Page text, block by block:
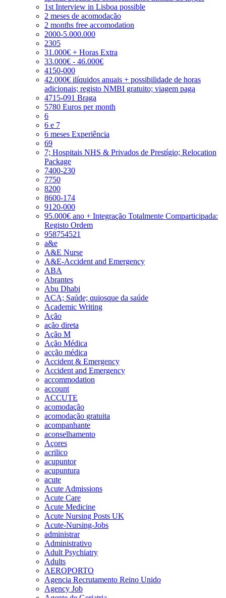
1st Interview in Lisboa possible
2 meses de acomodação
2 months free accomodation
2000-5.000.000
2305
31.000€ + Horas Extra
33.000€ - 46.000€
4150-000
42.000€ ilíquidos anuais + possibilidade de horas
adicionais; registo NMBI gratuito; viagem paga
4715-091 Braga
5780 Euros per month
6
6 e 7
6 meses Experiência
69
7; Hospitais NHS & Privados de Prestígio; Relocation
Package
7400-230
7750
8200
8600-174
9120-000
95.000€ ano + Integração Totalmente Comparticipada:
Registo Ordem
958754521
a&e
A&E Nurse
A&E-Accident and Emergency
ABA
Abrantes
Abu Dhabi
ACA; Saúde; quiosque da saúde
Academic Writing
Ação
ação direta
Ação M
Ação Médica
acção médica
Accident & Emergency
Accident and Emergency
accommodation
account
ACCUTE
acomodação
acomodação gratuita
acompanhante
aconselhamento
Açores
acrilico
acupuntor
acupuntura
acute
Acute Admissions
Acute Care
Acute Medicine
Acute Nursing Posts UK
Acute-Nursing-Jobs
administrar
Administrativo
Adult Psychiatry
Adults
AEROPORTO
Agencia Recrutamento Reino Unido
Agency Job